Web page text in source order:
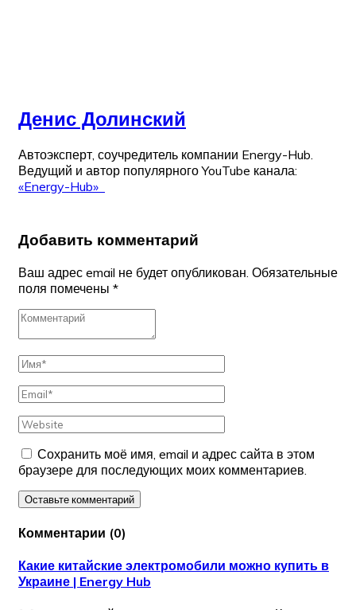
Денис Долинский
Автоэксперт, соучредитель компании Energy-Hub.
Ведущий и автор популярного YouTube канала:
«Energy-Hub»
Добавить комментарий
Ваш адрес email не будет опубликован. Обязательные
поля помечены *
Сохранить моё имя, email и адрес сайта в этом
браузере для последующих моих комментариев.
Оставьте комментарий
Комментарии (0)
Какие китайские электромобили можно купить в
Украине | Energy Hub